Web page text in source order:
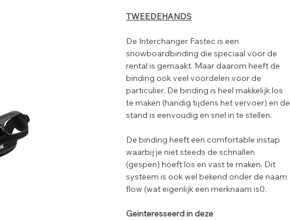
TWEEDEHANDS
De Interchanger Fastec is een
snowboardbinding die speciaal voor de
rental is gemaakt. Maar daarom heeft de
binding ook veel voordelen voor de
particulier. De binding is heel makkelijk los
te maken (handig tijdens het vervoer) en de
stand is eenvoudig en snel in te stellen.
De binding heeft een comfortable instap
waarbij je niet steeds de schnallen
(gespen) hoeft los en vast te maken. Dit
systeem is ook wel bekend onder de naam
flow (wat eigenlijk een merknaam is0.
Geinteresseerd in deze